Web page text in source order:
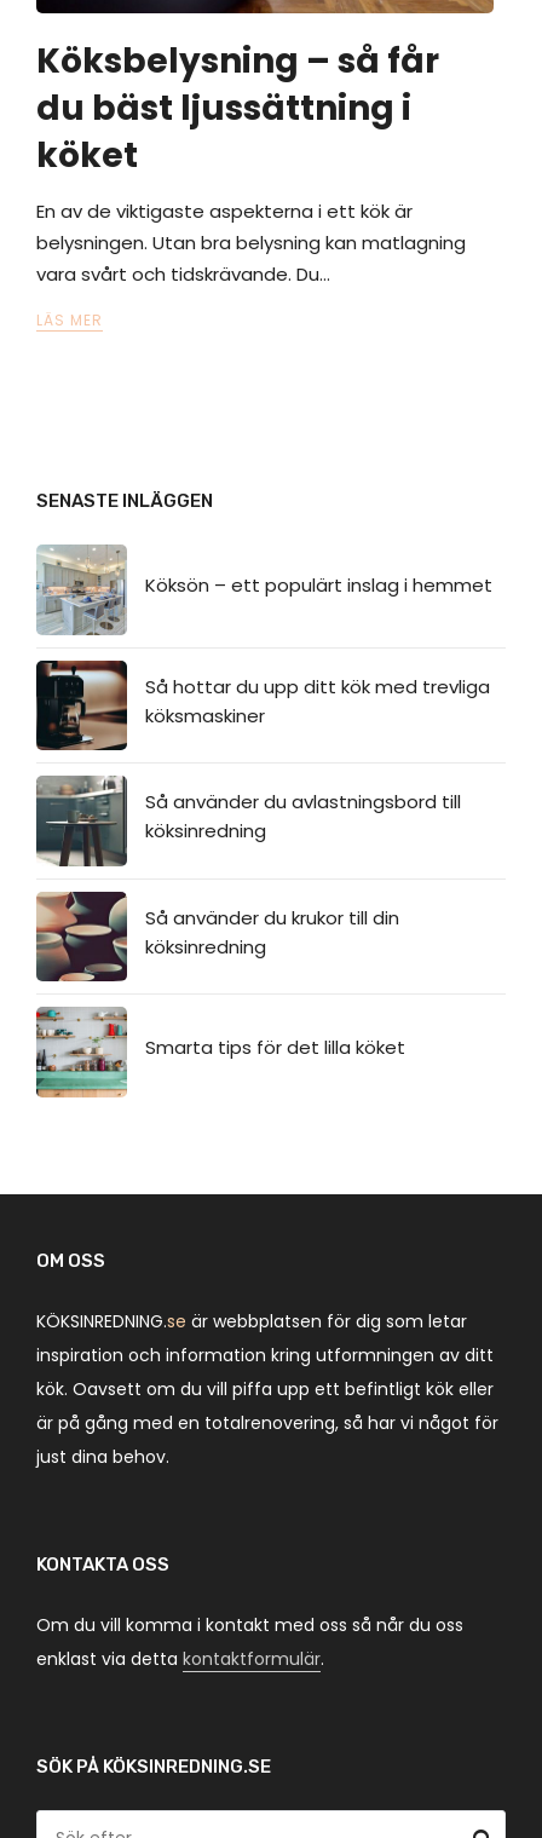
Köksbelysning – så får
du bäst ljussättning i
köket
En av de viktigaste aspekterna i ett kök är
belysningen. Utan bra belysning kan matlagning
vara svårt och tidskrävande. Du…
LÄS MER
SENASTE INLÄGGEN
Köksön – ett populärt inslag i hemmet
Så hottar du upp ditt kök med trevliga
köksmaskiner
Så använder du avlastningsbord till
köksinredning
Så använder du krukor till din
köksinredning
Smarta tips för det lilla köket
OM OSS
KÖKSINREDNING.se är webbplatsen för dig som letar
inspiration och information kring utformningen av ditt
kök. Oavsett om du vill piffa upp ett befintligt kök eller
är på gång med en totalrenovering, så har vi något för
just dina behov.
KONTAKTA OSS
Om du vill komma i kontakt med oss så når du oss
enklast via detta kontaktformulär.
SÖK PÅ KÖKSINREDNING.SE